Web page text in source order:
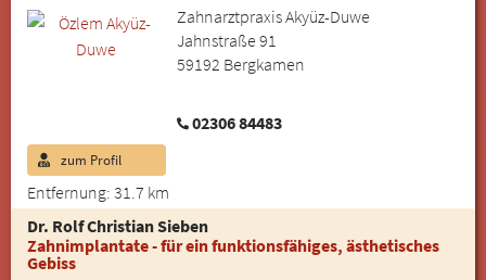
Zahnarztpraxis Akyüz-Duwe
Jahnstraße 91
59192 Bergkamen
02306 84483
Entfernung: 31.7 km
zum Profil
Dr. Rolf Christian Sieben
Zahnimplantate - für ein funktionsfähiges, ästhetisches
Gebiss